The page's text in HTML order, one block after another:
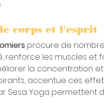
corps et l'esprit
procure de
renforce les muscles et
la concentration
accentue ces
Sesa Yoga